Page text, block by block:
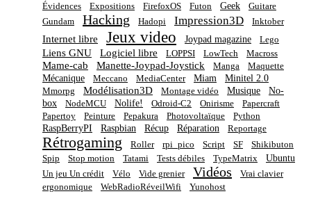
Évidences
Expositions FirefoxOS Futon Geek
Guitare
Gundam
Hacking Hadopi Impression3D Inktober
Internet libre Jeux video Joypad magazine Lego
Liens GNU Logiciel libre LOPPSI LowTech Macross
Mame-cab Manette-Joypad-Joystick Manga Maquette
Mécanique Meccano MediaCenter Miam Minitel 2.0
Mmorpg Modélisation3D Montage vidéo Musique
No-
box
NodeMCU Nolife! Odroid-C2 Onirisme
Papercraft
Papertoy
Peinture Pepakura Photovoltaïque Python
RaspBerryPI Raspbian Récup Réparation Reportage
Rétrogaming Roller rpi_pico Script SF
Shikibuton
Spip
Stop motion Tatami Tests débiles TypeMatrix Ubuntu
Un jeu Un crédit Vélo Vide grenier Vidéos
Vrai clavier
ergonomique
WebRadioRéveilWifi Yunohost